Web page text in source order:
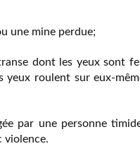
une mine perdue;
dont les yeux sont
yeux roulent sur eux-
par une personne
violence.